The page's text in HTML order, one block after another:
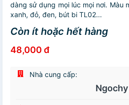
dàng sử dụng mọi lúc mọi nơi. Màu
xanh, đỏ, đen, bút bi TL02...
Còn ít hoặc hết hàng
48,000 đ
Nhà cung cấp:
Ngochy